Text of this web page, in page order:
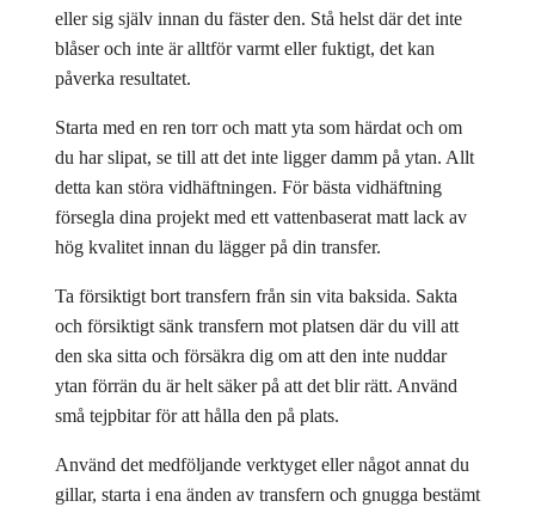
eller sig själv innan du fäster den. Stå helst där det inte
blåser och inte är alltför varmt eller fuktigt, det kan
påverka resultatet.
Starta med en ren torr och matt yta som härdat och om
du har slipat, se till att det inte ligger damm på ytan. Allt
detta kan störa vidhäftningen. För bästa vidhäftning
försegla dina projekt med ett vattenbaserat matt lack av
hög kvalitet innan du lägger på din transfer.
Ta försiktigt bort transfern från sin vita baksida. Sakta
och försiktigt sänk transfern mot platsen där du vill att
den ska sitta och försäkra dig om att den inte nuddar
ytan förrän du är helt säker på att det blir rätt. Använd
små tejpbitar för att hålla den på plats.
Använd det medföljande verktyget eller något annat du
gillar, starta i ena änden av transfern och gnugga bestämt